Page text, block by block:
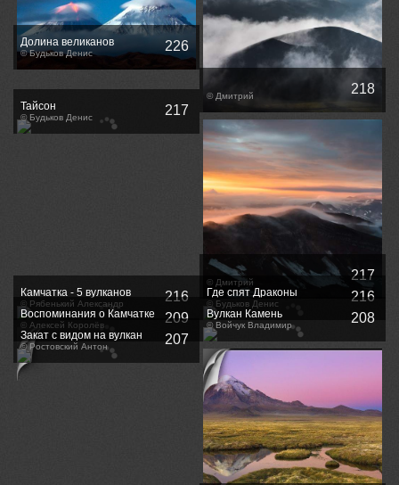
Долина великанов
© Будьков Денис 226
© Дмитрий 218
Тайсон
© Будьков Денис 217
© Дмитрий 217
Камчатка - 5 вулканов
© Рябенький Александр 216 Где спят Драконы
© Будьков Денис 216
Воспоминания о Камчатке
© Алексей Королёв 209 Вулкан Камень
© Войчук Владимир 208
Закат с видом на вулкан
© Ростовский Антон 207